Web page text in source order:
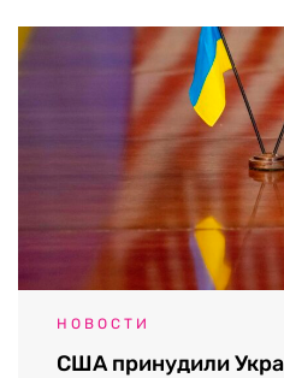
НОВОСТИ
США принудили